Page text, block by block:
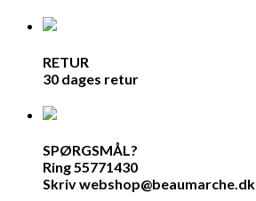
RETUR
30 dages retur
SPØRGSMÅL?
Ring 55771430
Skriv webshop@beaumarche.dk